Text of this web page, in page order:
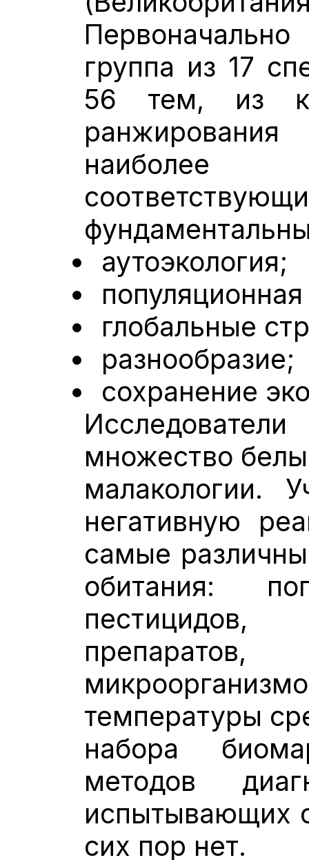
группа из 17
56 тем, из
наиболее
аутоэкология;
глобальные
разнообразие;
сохранение
множество
малакологии.
негативную
самые
обитания:
пестицидов,
температуры
набора
методов
испытывающих
сих пор нет.